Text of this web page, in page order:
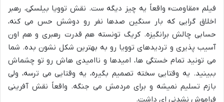
فیلم «مقاومت» واقعاً یه چیز دیگه ست. نقش توویا بیلسکی، رهبر
اخلاق گرایی که بار سنگین صدها نفر رو دوشش حس می کنه،
حسابی چالش برانگیزه. کریگ تونسته هم قدرت رهبری و هم اون
آسیب پذیری و تردیدهای توویا رو به بهترین شکل نشون بده. شما
می تونید تمام خستگی ها، امیدها و ناامیدی هاش رو تو چشماش
ببینید. یه وقتایی سخته تصمیم بگیره، یه وقتایی می ترسه، ولی
بازم تسلیم نمیشه و برای مردمش می جنگه. واقعاً نقش آفرینی
فراموش نشدنی ای داشت.